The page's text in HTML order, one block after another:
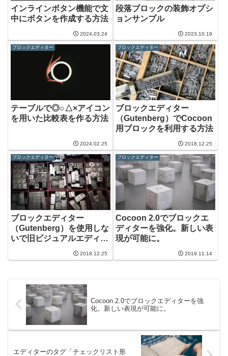
インラインボタン機能で文
中にボタンを作成する方法
2024.03.24
段落ブロックの装飾オプシ
ョンサンプル
2023.10.19
ブロックエディター
テーブルで◎○△×アイコン
を用いた比較表を作る方法
2024.02.25
ブロックエディター
ブロックエディター
（Gutenberg）でCocoon
用ブロックを利用する方法
2018.12.25
ブロックエディター
ブロックエディター
（Gutenberg）を使用しな
いで旧ビジュアルエディタ
2018.12.25
ブロックエディター
Cocoon 2.0でブロックエ
ディターを強化。新しい表
現が可能に。
2019.11.14
Cocoon 2.0でブロックエディターを強
化。新しい表現が可能に。
エディターのタグ「チェックリスト形